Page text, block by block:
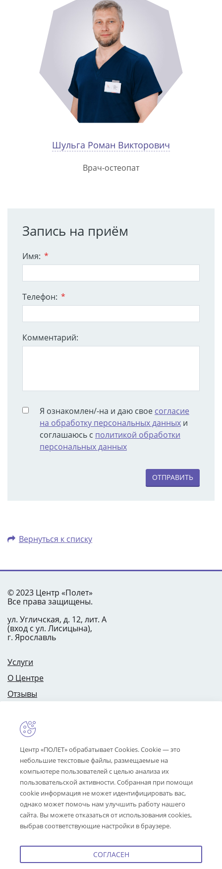
Шульга Роман Викторович
Врач-остеопат
Запись на приём
Имя: *
Телефон: *
Комментарий:
Я ознакомлен/-на и даю свое согласие
на обработку персональных данных и
соглашаюсь с политикой обработки
персональных данных
ОТПРАВИТЬ
Вернуться к списку
© 2023 Центр «Полет»
Все права защищены.
ул. Угличская, д. 12, лит. А
(вход с ул. Лисицына),
г. Ярославль
Услуги
О Центре
Отзывы
Специалисты
info@centrpolet.ru
ул. Угличская, д. 12, лит. А
(вход с ул. Лисицына),
г. Ярославль
Центр «ПОЛЕТ» обрабатывает Cookies. Cookie — это
небольшие текстовые файлы, размещаемые на
компьютере пользователей с целью анализа их
пользовательской активности. Собранная при помощи
cookie информация не может идентифицировать вас,
однако может помочь нам улучшить работу нашего
сайта. Вы можете отказаться от использования cookies,
выбрав соответствующие настройки в браузере.
СОГЛАСЕН